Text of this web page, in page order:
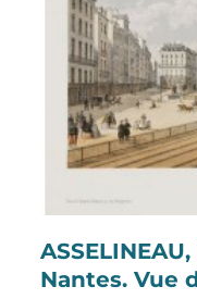
Nantes. Vue